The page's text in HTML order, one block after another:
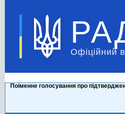
Офіційний
Поіменне голосування про